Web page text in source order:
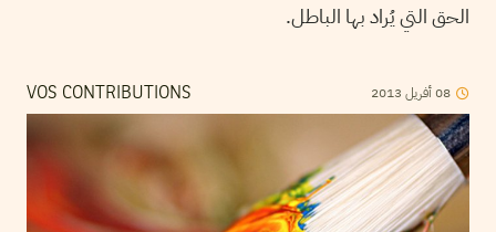
الحق التي يُراد بها الباطل.
VOS CONTRIBUTIONS 08أفريل 2013